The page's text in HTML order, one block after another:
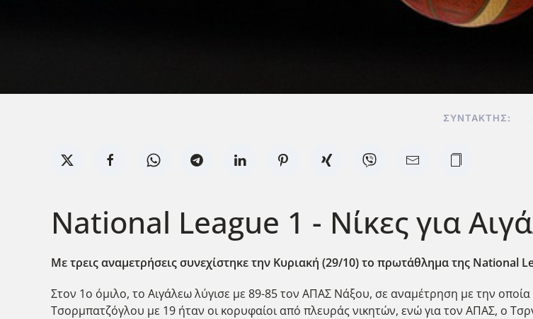
ΣΥΝΤΆΚΤΗΣ:
National League 1 - Νίκες για
Με τρεις αναμετρήσεις συνεχίστηκε την Κυριακή (29/10) το πρωτάθλημα της National
Στον 1ο όμιλο, το Αιγάλεω λύγισε με 89-85 τον ΑΠΑΣ Νάξου, σε αναμέτρηση με την
Τσορμπατζόγλου με 19 ήταν οι κορυφαίοι από πλευράς νικητών, ενώ για τον ΑΠΑΣ, ο